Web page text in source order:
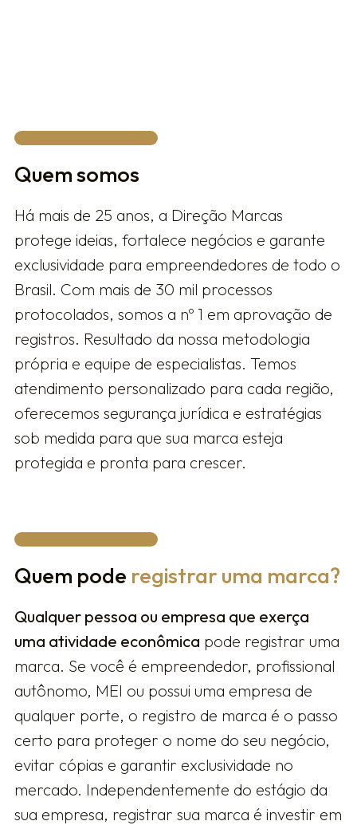
Quem somos
Há mais de 25 anos, a Direção Marcas
protege ideias, fortalece negócios e garante
exclusividade para empreendedores de todo o
Brasil. Com mais de 30 mil processos
protocolados, somos a nº 1 em aprovação de
registros. Resultado da nossa metodologia
própria e equipe de especialistas. Temos
atendimento personalizado para cada região,
oferecemos segurança jurídica e estratégias
sob medida para que sua marca esteja
protegida e pronta para crescer.
Quem pode registrar uma marca?
Qualquer pessoa ou empresa que exerça
uma atividade econômica pode registrar uma
marca. Se você é empreendedor, profissional
autônomo, MEI ou possui uma empresa de
qualquer porte, o registro de marca é o passo
certo para proteger o nome do seu negócio,
evitar cópias e garantir exclusividade no
mercado. Independentemente do estágio da
sua empresa, registrar sua marca é investir em